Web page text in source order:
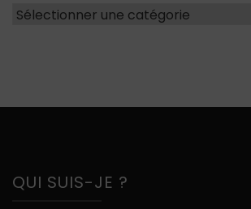
Catégories
QUI SUIS-JE ?